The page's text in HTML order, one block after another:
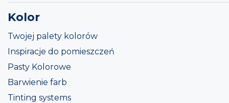
Kolor
Twojej palety kolorów
Inspiracje do pomieszczeń
Pasty Kolorowe
Barwienie farb
Tinting systems